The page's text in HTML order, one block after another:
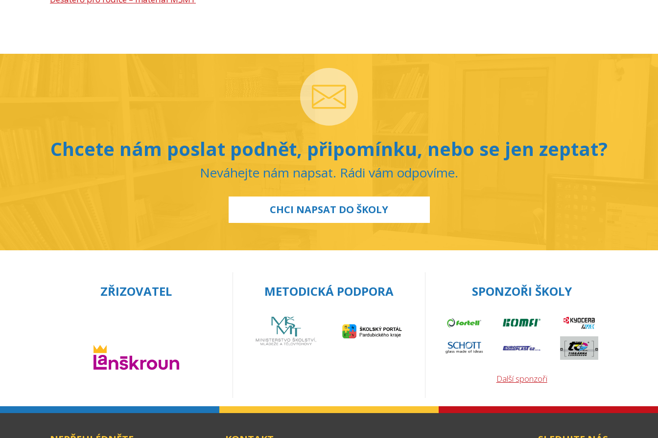
Chcete nám poslat podnět, připomínku, nebo se jen zeptat?
Neváhejte nám napsat. Rádi vám odpovíme.
CHCI NAPSAT DO ŠKOLY
ZŘIZOVATEL METODICKÁ PODPORA SPONZOŘI ŠKOLY
Další sponzoři